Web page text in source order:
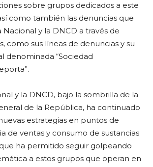
sobre grupos dedicados a este
como también las denuncias que
y la DNCD a través de
como sus líneas de denuncias y su
denominada “Sociedad
y la DNCD, bajo la sombrilla de la
de la República, ha continuado
estrategias en puntos de
de ventas y consumo de sustancias
ha permitido seguir golpeando
a estos grupos que operan en